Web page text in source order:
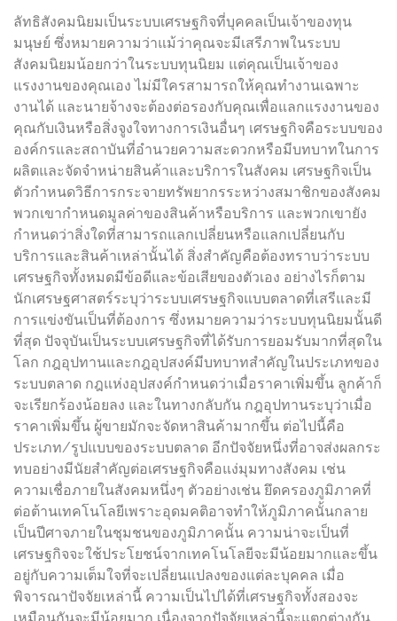
ลัทธิสังคมนิยมเป็นระบบเศรษฐกิจที่บุคคลเป็นเจ้าของทุน
มนุษย์ ซึ่งหมายความว่าแม้ว่าคุณจะมีเสรีภาพในระบบ
สังคมนิยมน้อยกว่าในระบบทุนนิยม แต่คุณเป็นเจ้าของ
แรงงานของคุณเอง ไม่มีใครสามารถให้คุณทำงานเฉพาะ
งานได้ และนายจ้างจะต้องต่อรองกับคุณเพื่อแลกแรงงานของ
คุณกับเงินหรือสิ่งจูงใจทางการเงินอื่นๆ เศรษฐกิจคือระบบของ
องค์กรและสถาบันที่อำนวยความสะดวกหรือมีบทบาทในการ
ผลิตและจัดจำหน่ายสินค้าและบริการในสังคม เศรษฐกิจเป็น
ตัวกำหนดวิธีการกระจายทรัพยากรระหว่างสมาชิกของสังคม
พวกเขากำหนดมูลค่าของสินค้าหรือบริการ และพวกเขายัง
กำหนดว่าสิ่งใดที่สามารถแลกเปลี่ยนหรือแลกเปลี่ยนกับ
บริการและสินค้าเหล่านั้นได้ สิ่งสำคัญคือต้องทราบว่าระบบ
เศรษฐกิจทั้งหมดมีข้อดีและข้อเสียของตัวเอง อย่างไรก็ตาม
นักเศรษฐศาสตร์ระบุว่าระบบเศรษฐกิจแบบตลาดที่เสรีและมี
การแข่งขันเป็นที่ต้องการ ซึ่งหมายความว่าระบบทุนนิยมนั้นดี
ที่สุด ปัจจุบันเป็นระบบเศรษฐกิจที่ได้รับการยอมรับมากที่สุดใน
โลก กฎอุปทานและกฎอุปสงค์มีบทบาทสำคัญในประเภทของ
ระบบตลาด กฎแห่งอุปสงค์กำหนดว่าเมื่อราคาเพิ่มขึ้น ลูกค้าก็
จะเรียกร้องน้อยลง และในทางกลับกัน กฎอุปทานระบุว่าเมื่อ
ราคาเพิ่มขึ้น ผู้ขายมักจะจัดหาสินค้ามากขึ้น ต่อไปนี้คือ
ประเภท/รูปแบบของระบบตลาด อีกปัจจัยหนึ่งที่อาจส่งผลกระ
ทบอย่างมีนัยสำคัญต่อเศรษฐกิจคือแง่มุมทางสังคม เช่น
ความเชื่อภายในสังคมหนึ่งๆ ตัวอย่างเช่น ยึดครองภูมิภาคที่
ต่อต้านเทคโนโลยีเพราะอุดมคติอาจทำให้ภูมิภาคนั้นกลาย
เป็นปีศาจภายในชุมชนของภูมิภาคนั้น ความน่าจะเป็นที่
เศรษฐกิจจะใช้ประโยชน์จากเทคโนโลยีจะมีน้อยมากและขึ้น
อยู่กับความเต็มใจที่จะเปลี่ยนแปลงของแต่ละบุคคล เมื่อ
พิจารณาปัจจัยเหล่านี้ ความเป็นไปได้ที่เศรษฐกิจทั้งสองจะ